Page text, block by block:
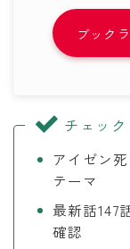
ブック
チェック
アイゼン
テーマ
最新話147
確認